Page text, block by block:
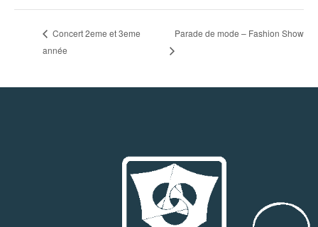
Concert 2eme et 3eme
année
Parade de mode – Fashion Show